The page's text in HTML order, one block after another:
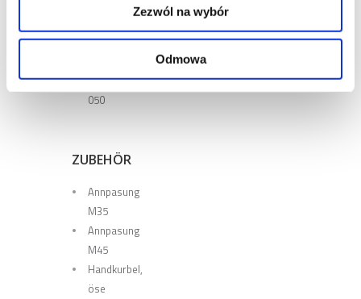
Zezwól na wybór
Odmowa
PRO .
PRO .
050
ZUBEHÖR
Annpasung
M35
Annpasung
M45
Handkurbel,
öse